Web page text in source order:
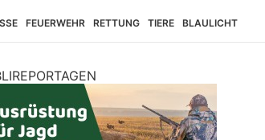
FEUERWEHR RETTUNG TIERE BLAULICHT